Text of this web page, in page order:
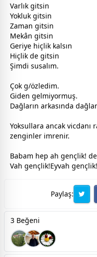
Varlık gitsin
Yokluk gitsin
Zaman gitsin
Mekân gitsin
Geriye hiçlik kalsın
Hiçlik de gitsin
Şimdi susalım.
Çok g/özledim.
Giden gelmiyormuş.
Dağların arkasında
Yoksullara ancak vicdanı
zenginler imrenir.
Babam hep ah gençlik!
Vah gençlik!Eyvah gençlik!
Paylaş:
3 Beğeni